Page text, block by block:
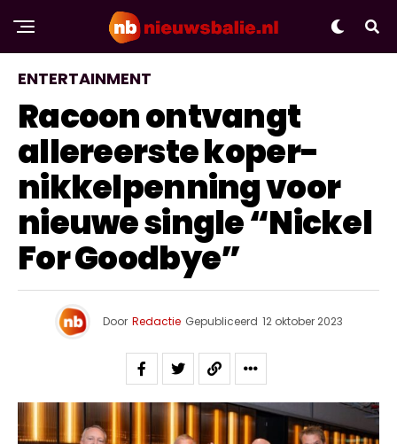
ENTERTAINMENT
Racoon ontvangt
allereerste koper-
nikkelpenning voor
nieuwe single “Nickel
For Goodbye”
Door Redactie Gepubliceerd 12 oktober 2023